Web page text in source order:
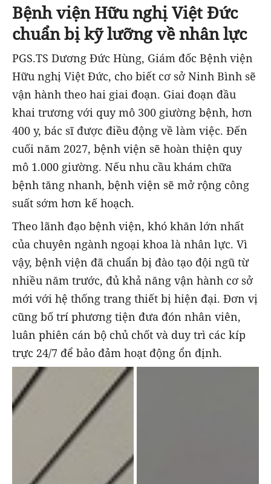
Bệnh viện Hữu nghị Việt Đức
chuẩn bị kỹ lưỡng về nhân lực
PGS.TS Dương Đức Hùng, Giám đốc Bệnh viện
Hữu nghị Việt Đức, cho biết cơ sở Ninh Bình sẽ
vận hành theo hai giai đoạn. Giai đoạn đầu
khai trương với quy mô 300 giường bệnh, hơn
400 y, bác sĩ được điều động về làm việc. Đến
cuối năm 2027, bệnh viện sẽ hoàn thiện quy
mô 1.000 giường. Nếu nhu cầu khám chữa
bệnh tăng nhanh, bệnh viện sẽ mở rộng công
suất sớm hơn kế hoạch.
Theo lãnh đạo bệnh viện, khó khăn lớn nhất
của chuyên ngành ngoại khoa là nhân lực. Vì
vậy, bệnh viện đã chuẩn bị đào tạo đội ngũ từ
nhiều năm trước, đủ khả năng vận hành cơ sở
mới với hệ thống trang thiết bị hiện đại. Đơn vị
cũng bố trí phương tiện đưa đón nhân viên,
luân phiên cán bộ chủ chốt và duy trì các kíp
trực 24/7 để bảo đảm hoạt động ổn định.